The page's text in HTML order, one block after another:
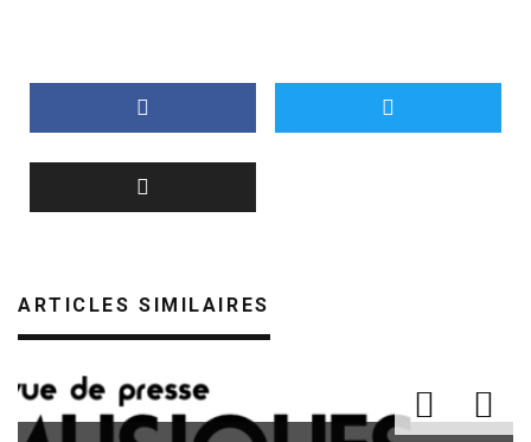
ARTICLES SIMILAIRES